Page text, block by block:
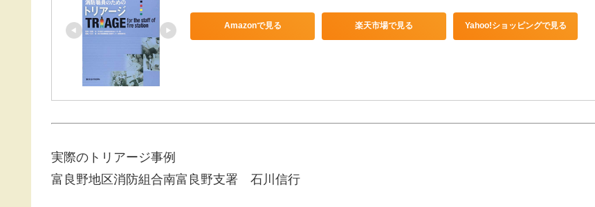
Amazonで見る 楽天市場で見る Yahoo!ショッピングで見る
実際のトリアージ事例
富良野地区消防組合南富良野支署 石川信行